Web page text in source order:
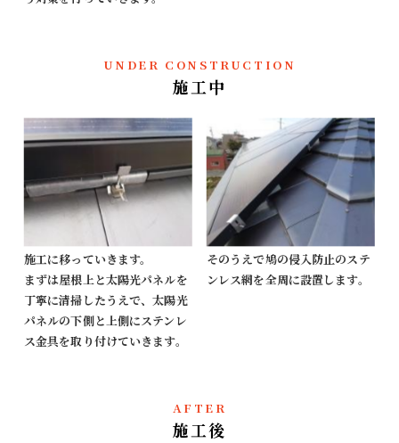
UNDER CONSTRUCTION
施工中
施工に移っていきます。
まずは屋根上と太陽光パネルを
丁寧に清掃したうえで、太陽光
パネルの下側と上側にステンレ
ス金具を取り付けていきます。
そのうえで鳩の侵入防止のステ
ンレス網を全周に設置します。
AFTER
施工後